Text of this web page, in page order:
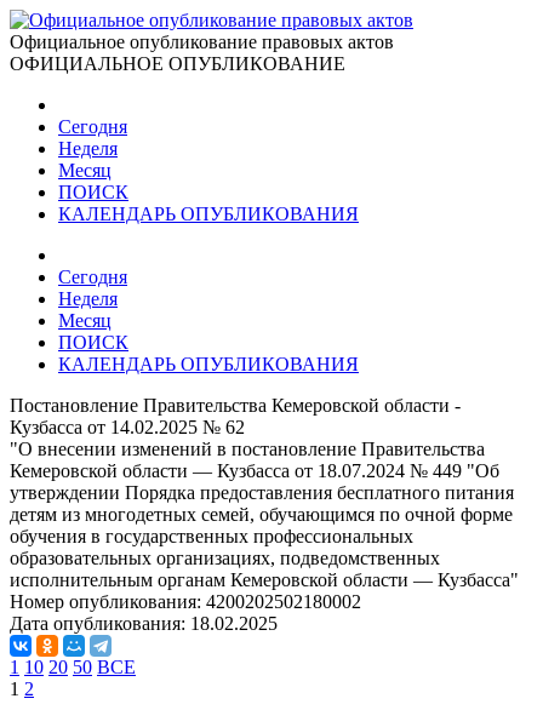
Официальное опубликование правовых актов
ОФИЦИАЛЬНОЕ ОПУБЛИКОВАНИЕ
Сегодня
Неделя
Месяц
ПОИСК
КАЛЕНДАРЬ ОПУБЛИКОВАНИЯ
Сегодня
Неделя
Месяц
ПОИСК
КАЛЕНДАРЬ ОПУБЛИКОВАНИЯ
Постановление Правительства Кемеровской области -
Кузбасса от 14.02.2025 № 62
"О внесении изменений в постановление Правительства
Кемеровской области — Кузбасса от 18.07.2024 № 449 "Об
утверждении Порядка предоставления бесплатного питания
детям из многодетных семей, обучающимся по очной форме
обучения в государственных профессиональных
образовательных организациях, подведомственных
исполнительным органам Кемеровской области — Кузбасса"
Номер опубликования: 4200202502180002
Дата опубликования: 18.02.2025
1 10 20 50 ВСЕ
1 2